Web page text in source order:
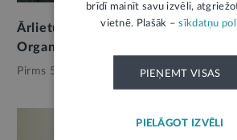
Ārlietu ministres B. Bražes runa
Organizācijas Ģenerālajā
Pirms 5 mēnešiem, Ārlietas
brīdī mainīt savu izvēli,
vietnē. Plašāk –sīkdatņu
PIEŅEMT VISAS
PIELĀGOT IZVĒLI